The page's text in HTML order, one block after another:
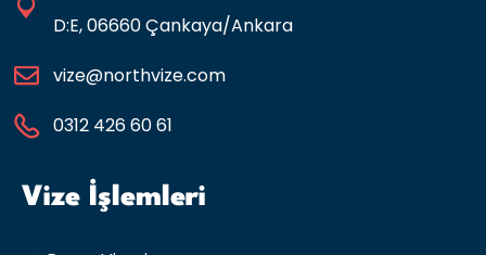
D:E, 06660 Çankaya/Ankara
vize@northvize.com
0312 426 60 61
Vize İşlemleri